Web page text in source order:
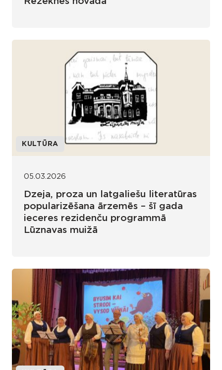
KULTŪRA
05.03.2026
Dzeja, proza un latgaliešu literatūras
popularizēšana ārzemēs – šī gada
ieceres rezidenču programmā
Lūznavas muižā